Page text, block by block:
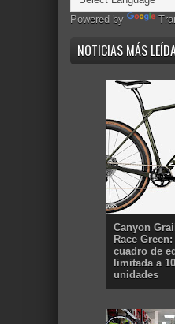
Powered by
NOTICIAS MÁS
Canyon
Race
cuadro de
limitada a
unidades